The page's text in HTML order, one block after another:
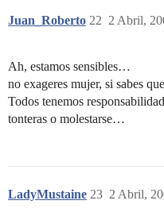
Juan_Roberto 2 Abril,
22
Ah, estamos sensibles…
no exageres mujer, si sabes
Todos tenemos
tonteras o molestarse…
LadyMustaine 2 Abril,
23